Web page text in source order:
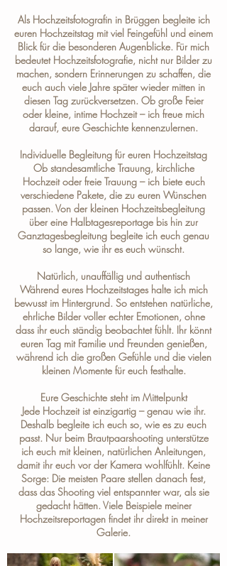
Als Hochzeitsfotografin in Brüggenbegleite ich
euren Hochzeitstag mit viel Feingefühl und einem
Blick für die besonderen Augenblicke. Für mich
bedeutet Hochzeitsfotografie, nicht nur Bilder zu
machen, sondern Erinnerungen zu schaffen, die
euch auch viele Jahre später wieder mitten in
diesen Tag zurückversetzen. Ob große Feier
oder kleine, intime Hochzeit – ich freue mich
darauf, eure Geschichte kennenzulernen.
Individuelle Begleitung für euren Hochzeitstag
Ob standesamtliche Trauung, kirchliche
Hochzeit oder freie Trauung – ich biete euch
verschiedene Pakete, die zu euren Wünschen
passen. Von der kleinen Hochzeitsbegleitung
über eine Halbtagesreportage bis hin zur
Ganztagesbegleitung begleite ich euch genau
so lange, wie ihr es euch wünscht.
Natürlich, unauffällig und authentisch
Während eures Hochzeitstages halte ich mich
bewusst im Hintergrund. So entstehen natürliche,
ehrliche Bilder voller echter Emotionen, ohne
dass ihr euch ständig beobachtet fühlt. Ihr könnt
euren Tag mit Familie und Freunden genießen,
während ich die großen Gefühle und die vielen
kleinen Momente für euch festhalte.
Eure Geschichte steht im Mittelpunkt
Jede Hochzeit ist einzigartig – genau wie ihr.
Deshalb begleite ich euch so, wie es zu euch
passt. Nur beim Brautpaarshooting unterstütze
ich euch mit kleinen, natürlichen Anleitungen,
damit ihr euch vor der Kamera wohlfühlt. Keine
Sorge: Die meisten Paare stellen danach fest,
dass das Shooting viel entspannter war, als sie
gedacht hätten. Viele Beispiele meiner
Hochzeitsreportagen findet ihr direkt in meiner
Galerie.